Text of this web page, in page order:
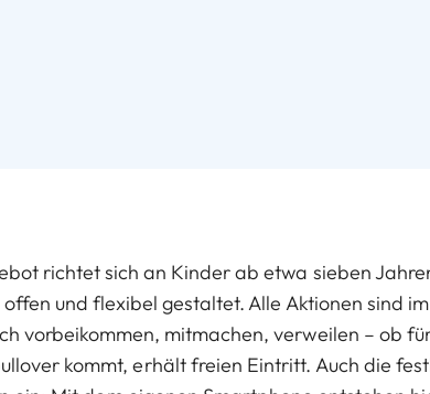
richtet sich an Kinder ab etwa sieben
und flexibel gestaltet. Alle Aktionen sind
vorbeikommen, mitmachen, verweilen – ob
kommt, erhält freien Eintritt. Auch die